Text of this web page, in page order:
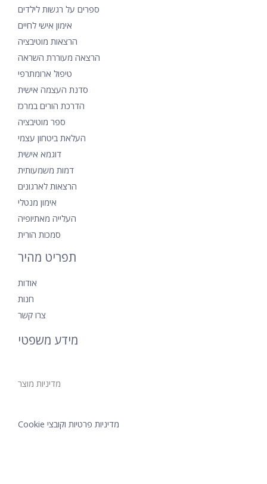
ספרים על רגשות לילדים
אימון אישי לחיים
הרצאות מוטיבציה
הרצאה מעוררת השראה
טיפול ארומתרפי
סדנת העצמה אישית
הדרכת הורים במרכז
ספר מוטיבציה
העלאת ביטחון עצמי
דוגמא אישית
דמות משמעותית
הרצאות לארגונים
אימון מנטלי
העלייה מאתיופיה
סמכות הורית
תפריט מהיר
אודות
חנות
צרו קשר
מידע משפטי
מדיניות מוצר
מדיניות פרטיות וקובצי Cookie